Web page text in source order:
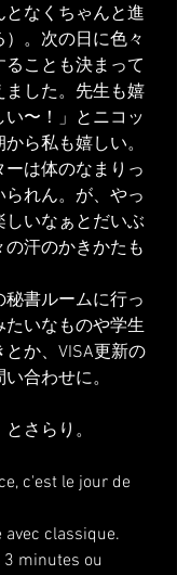
となくちゃんと進
。次の日に色々
ことも決まって
ました。先生も嬉
い〜！」とニコッ
ら私も嬉しい。
は体のなまりっ
れん。が、やっ
しいなぁとだいぶ
汗のかきかたも
書ルームに行っ
いなものや学生
か、VISA更新の
合わせに。
さらり。
c'est le jour de
classique.
minutes ou